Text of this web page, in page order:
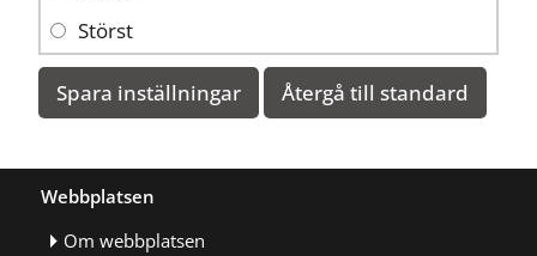
Störst
Spara inställningar Återgå till standard
Webbplatsen
Om webbplatsen